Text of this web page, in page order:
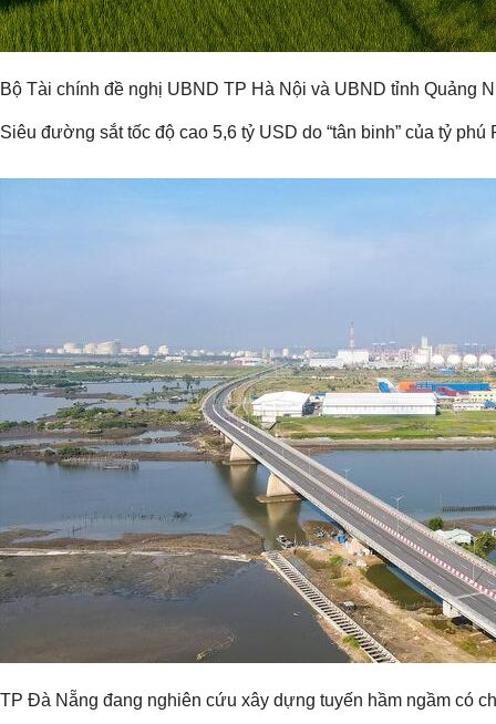
Bộ Tài chính đề nghị UBND TP Hà Nội và UBND tỉnh Quảng
Siêu đường sắt tốc độ cao 5,6 tỷ USD do “tân binh” của tỷ
TP Đà Nẵng đang nghiên cứu xây dựng tuyến hầm ngầm có